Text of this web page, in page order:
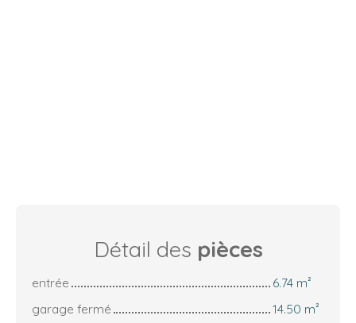
Détail des pièces
entrée
6.74 m²
garage fermé
14.50 m²